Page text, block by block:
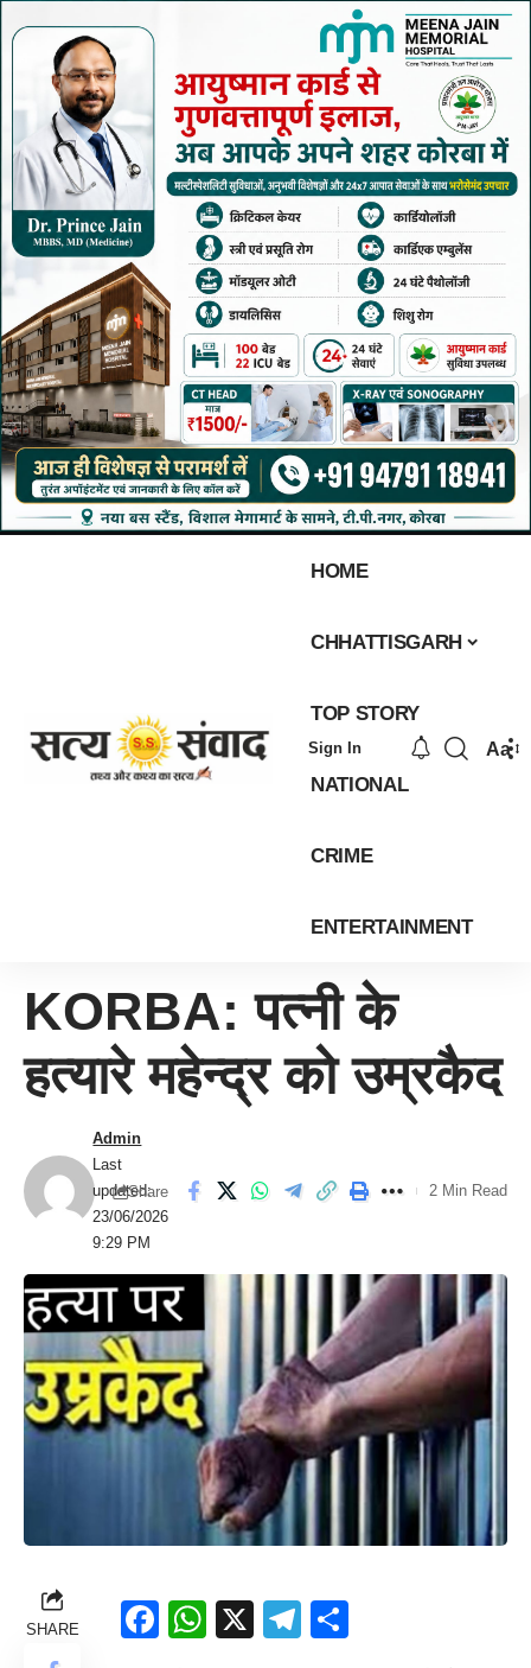
HOME
CHHATTISGARH
TOP STORY
NATIONAL
CRIME
ENTERTAINMENT
Sign In Aa
KORBA: पत्नी के
हत्यारे महेन्द्र को उम्रकैद
Last
updated:
23/06/2026
9:29 PM
Admin
Share 2 Min Read
SHARE Facebook
WhatsApp
X Telegram